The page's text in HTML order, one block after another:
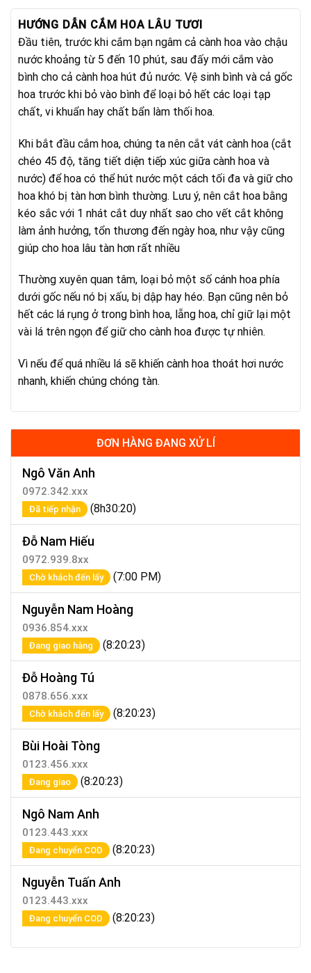
HƯỚNG DẪN CẮM HOA LÂU TƯƠI
Đầu tiên, trước khi cắm bạn ngâm cả cành hoa vào chậu
nước khoảng từ 5 đến 10 phút, sau đấy mới cắm vào
bình cho cả cành hoa hút đủ nước. Vệ sinh bình và cả gốc
hoa trước khi bỏ vào bình để loại bỏ hết các loại tạp
chất, vi khuẩn hay chất bẩn làm thối hoa.
Khi bắt đầu cắm hoa, chúng ta nên cắt vát cành hoa (cắt
chéo 45 độ, tăng tiết diện tiếp xúc giữa cành hoa và
nước) để hoa có thể hút nước một cách tối đa và giữ cho
hoa khó bị tàn hơn bình thường. Lưu ý, nên cắt hoa bằng
kéo sắc với 1 nhát cắt duy nhất sao cho vết cắt không
làm ảnh hưởng, tổn thương đến ngày hoa, như vậy cũng
giúp cho hoa lâu tàn hơn rất nhiều
Thường xuyên quan tâm, loại bỏ một số cánh hoa phía
dưới gốc nếu nó bị xấu, bị dập hay héo. Bạn cũng nên bỏ
hết các lá rụng ở trong bình hoa, lẵng hoa, chỉ giữ lại một
vài lá trên ngọn để giữ cho cành hoa được tự nhiên.
Vì nếu để quá nhiều lá sẽ khiến cành hoa thoát hơi nước
nhanh, khiến chúng chóng tàn.
ĐƠN HÀNG ĐANG XỬ LÍ
Ngô Văn Anh
0972.342.xxx
Đã tiếp nhận (8h30:20)
Đỗ Nam Hiếu
0972.939.8xx
Chờ khách đến lấy (7:00 PM)
Nguyễn Nam Hoàng
0936.854.xxx
Đang giao hàng (8:20:23)
Đỗ Hoàng Tú
0878.656.xxx
Chờ khách đến lấy (8:20:23)
Bùi Hoài Tòng
0123.456.xxx
Đang giao (8:20:23)
Ngô Nam Anh
0123.443.xxx
Đang chuyển COD (8:20:23)
Nguyễn Tuấn Anh
0123.443.xxx
Đang chuyển COD (8:20:23)